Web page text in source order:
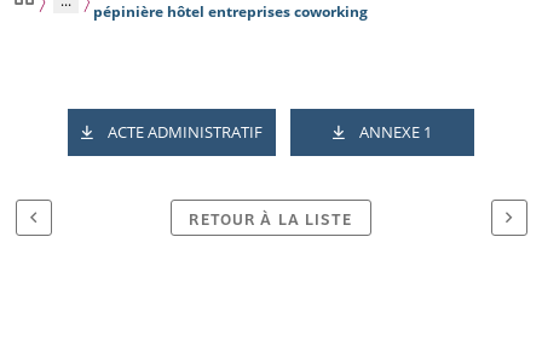
pépinière hôtel entreprises coworking
ACTE ADMINISTRATIF ANNEXE 1
RETOUR À LA LISTE